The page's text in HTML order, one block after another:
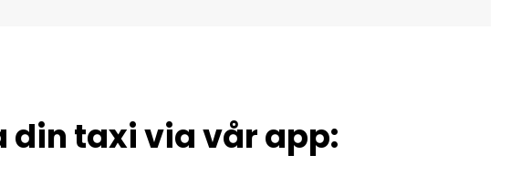
din taxi via vår app: